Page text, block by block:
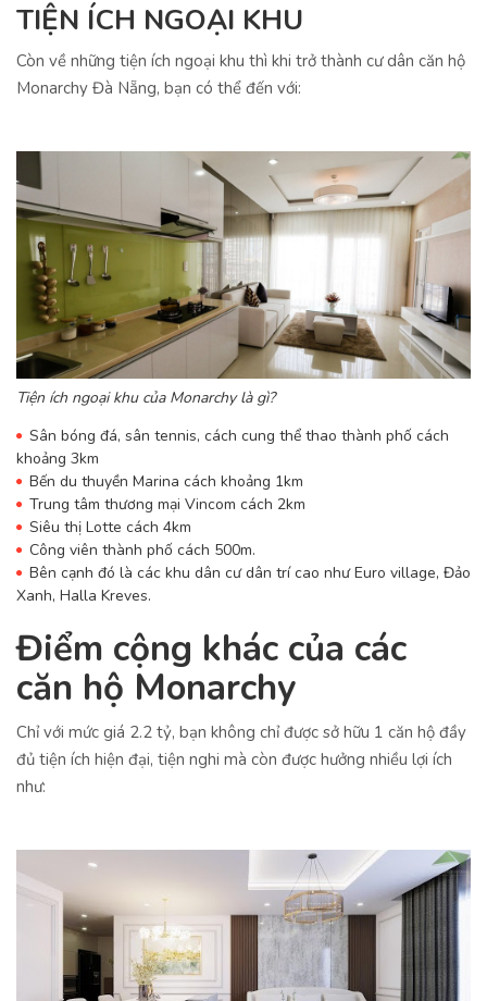
TIỆN ÍCH NGOẠI KHU
Còn về những tiện ích ngoại khu thì khi trở thành cư dân căn hộ
Monarchy Đà Nẵng, bạn có thể đến với:
Tiện ích ngoại khu của Monarchy là gì?
Sân bóng đá, sân tennis, cách cung thể thao thành phố cách
khoảng 3km
Bến du thuyền Marina cách khoảng 1km
Trung tâm thương mại Vincom cách 2km
Siêu thị Lotte cách 4km
Công viên thành phố cách 500m.
Bên cạnh đó là các khu dân cư dân trí cao như Euro village, Đảo
Xanh, Halla Kreves.
Điểm cộng khác của các
căn hộ Monarchy
Chỉ với mức giá 2.2 tỷ, bạn không chỉ được sở hữu 1 căn hộ đầy
đủ tiện ích hiện đại, tiện nghi mà còn được hưởng nhiều lợi ích
như: